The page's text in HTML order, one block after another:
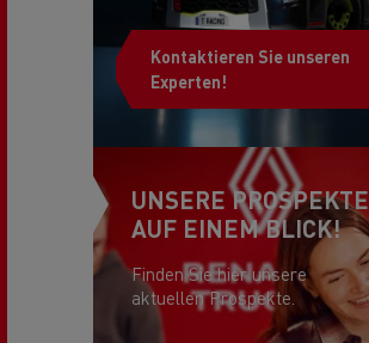
Kontaktieren Sie unseren
Experten!
UNSERE PROSPEKTE
AUF EINEM BLICK!
Finden Sie hier unsere
aktuellen Prospekte.